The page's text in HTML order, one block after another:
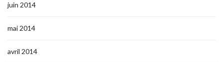
juin 2014
mai 2014
avril 2014